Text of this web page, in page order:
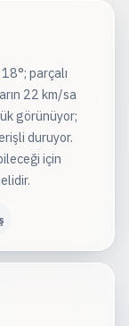
parçalı
22 km/sa
görünüyor;
duruyor.
için